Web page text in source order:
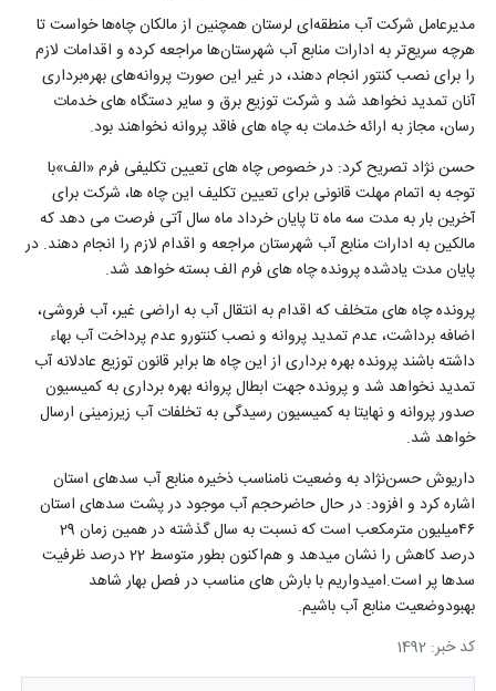
مدیرعامل شرکت آب منطقه‌ای لرستان همچنین از مالکان چاه‌ها خواست تا
هرچه سریع‌تر به ادارات منابع آب شهرستان‌ها مراجعه کرده و اقدامات لازم
را برای نصب کنتور انجام دهند، در غیر این صورت پروانه‌های بهره‌برداری
آنان تمدید نخواهد شد و شرکت توزیع برق و سایر دستگاه های خدمات
رسان، مجاز به ارائه خدمات به چاه های فاقد پروانه نخواهند بود.
حسن نژاد تصریح کرد: در خصوص چاه های تعیین تکلیفی فرم «الف»با
توجه به اتمام مهلت قانونی برای تعیین تکلیف این چاه ها، شرکت برای
آخرین بار به مدت سه ماه تا پایان خرداد ماه سال آتی فرصت می دهد که
مالکین به ادارات منابع آب شهرستان مراجعه و اقدام لازم را انجام دهند. در
پایان مدت یادشده پرونده چاه های فرم الف بسته خواهد شد.
پرونده چاه های متخلف که اقدام به انتقال آب به اراضی غیر، آب فروشی،
اضافه برداشت، عدم تمدید پروانه و نصب کنتورو عدم پرداخت آب بهاء
داشته باشند پرونده بهره برداری از این چاه ها برابر قانون توزیع عادلانه آب
تمدید نخواهد شد و پرونده جهت ابطال پروانه بهره برداری به کمیسیون
صدور پروانه و نهایتا به کمیسیون رسیدگی به تخلفات آب زیرزمینی ارسال
خواهد شد.
داریوش حسن‌نژاد به وضعیت نامناسب ذخیره منابع آب سدهای استان
اشاره کرد و افزود: در حال حاضرحجم آب موجود در پشت سدهای استان
۴۶میلیون مترمکعب است که نسبت به سال گذشته در همین زمان 29
درصد کاهش را نشان میدهد و هم‌اکنون بطور متوسط 22 درصد ظرفیت
سدها پر است.امیدواریم با بارش های مناسب در فصل بهار شاهد
بهبودوضعیت منابع آب باشیم.
کد خبر: 1492